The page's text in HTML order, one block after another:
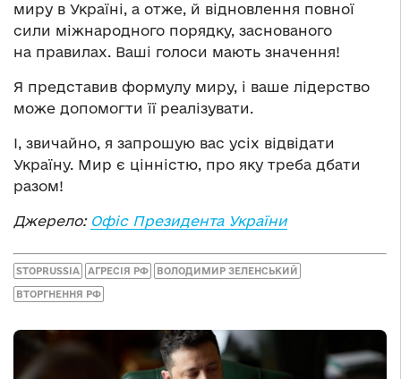
миру в Україні, а отже, й відновлення повної
сили міжнародного порядку, заснованого
на правилах. Ваші голоси мають значення!
Я представив формулу миру, і ваше лідерство
може допомогти її реалізувати.
І, звичайно, я запрошую вас усіх відвідати
Україну. Мир є цінністю, про яку треба дбати
разом!
Джерело: Офіс Президента України
STOPRUSSIA АГРЕСІЯ РФ ВОЛОДИМИР ЗЕЛЕНСЬКИЙ
ВТОРГНЕННЯ РФ